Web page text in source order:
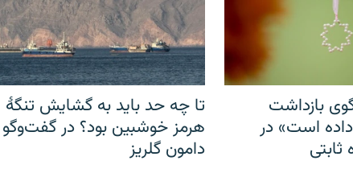
بازداشت
داده است» در
تا چه حد باید به گشایش تنگهٔ
هرمز خوشبین بود؟ در گفت‌وگو
دامون گلریز